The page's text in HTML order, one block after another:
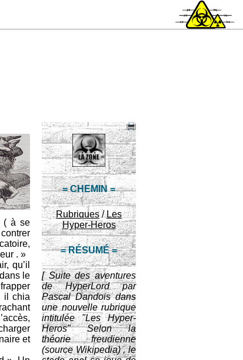
= CHEMIN =
Rubriques/Les
Hyper-Heros
= RÉSUMÉ =
[ Suite des aventures
de HyperLord par
Pascal Dandois dans
une nouvelle rubrique
intitulée "Les Hyper-
Heros" Selon la
théorie freudienne
(source Wikipedia) , le
( à se
. »
qu’il
le
il chia
et